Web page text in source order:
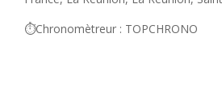
⏱️Chronomètreur : TOPCHRONO